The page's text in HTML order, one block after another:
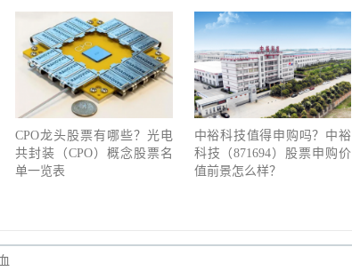
CPO龙头股票有哪些？光电
共封装（CPO）概念股票名
单一览表
中裕科技值得申购吗？中裕
科技（871694）股票申购价
值前景怎么样？